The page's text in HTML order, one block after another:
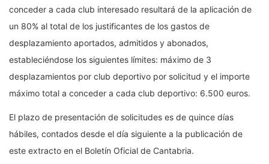
conceder a cada club interesado resultará de la aplicación de
un 80% al total de los justificantes de los gastos de
desplazamiento aportados, admitidos y abonados,
estableciéndose los siguientes límites: máximo de 3
desplazamientos por club deportivo por solicitud y el importe
máximo total a conceder a cada club deportivo: 6.500 euros.
El plazo de presentación de solicitudes es de quince días
hábiles, contados desde el día siguiente a la publicación de
este extracto en el Boletín Oficial de Cantabria.